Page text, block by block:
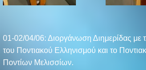
01-02/04/06: Διοργάνωση Διημερίδας
του Ποντιακού Ελληνισμού και το
Ποντίων Μελισσίων.